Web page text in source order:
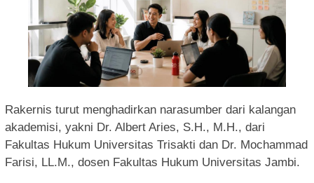
Rakernis turut menghadirkan narasumber dari kalangan
akademisi, yakni Dr. Albert Aries, S.H., M.H., dari
Fakultas Hukum Universitas Trisakti dan Dr. Mochammad
Farisi, LL.M., dosen Fakultas Hukum Universitas Jambi.